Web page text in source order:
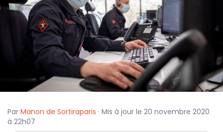
Par Manon de Sortiraparis · Mis à jour le 20 novembre 2020
à 22h07